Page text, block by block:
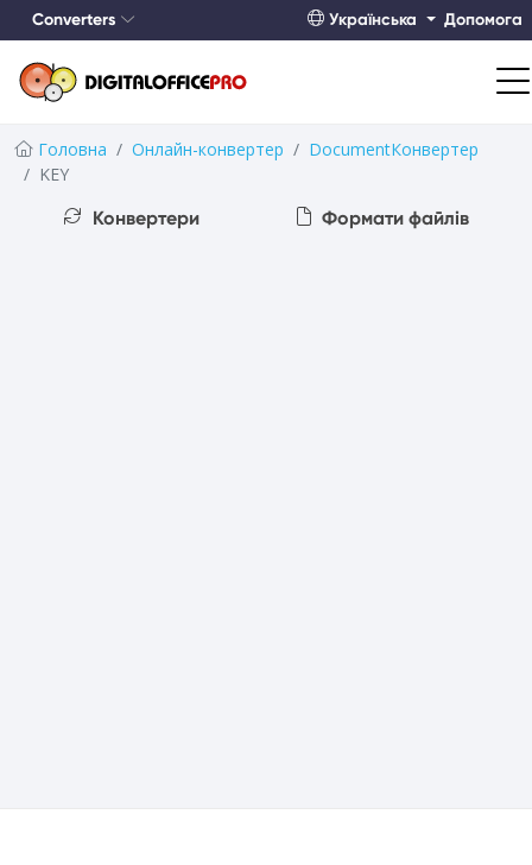
Converters Українська Допомога
Головна Онлайн-конвертер
DocumentКонвертер
KEY
Конвертери
Формати файлів